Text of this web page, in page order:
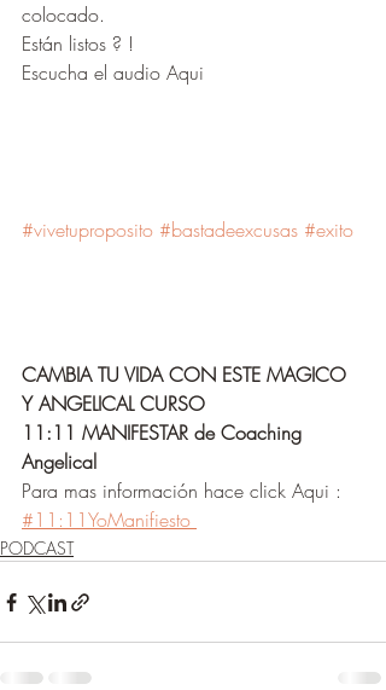
colocado.
Están listos ? !
Escucha el audio Aqui
#vivetuproposito #bastadeexcusas #exito
CAMBIA TU VIDA CON ESTE MAGICO
Y ANGELICAL CURSO
11:11 MANIFESTAR de Coaching
Angelical
Para mas información hace click Aqui :
#11:11YoManifiesto
PODCAST